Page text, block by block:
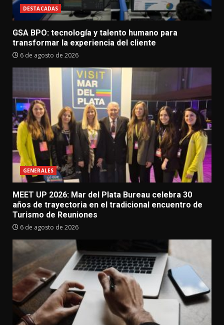
DESTACADAS
GSA BPO: tecnología y talento humano para
transformar la experiencia del cliente
6 de agosto de 2026
GENERALES
MEET UP 2026: Mar del Plata Bureau celebra 30
años de trayectoria en el tradicional encuentro de
Turismo de Reuniones
6 de agosto de 2026